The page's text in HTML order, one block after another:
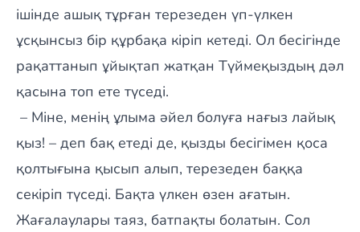
ішінде ашық тұрған терезеден үп-үлкен
ұсқынсыз бір құрбақа кіріп кетеді. Ол бесігінде
рақаттанып ұйықтап жатқан Түймеқыздың дәл
қасына топ ете түседі.
– Міне, менің ұлыма әйел болуға нағыз лайық
қыз! – деп бақ етеді де, қызды бесігімен қоса
қолтығына қысып алып, терезеден баққа
секіріп түседі. Бақта үлкен өзен ағатын.
Жағалаулары таяз, батпақты болатын. Сол